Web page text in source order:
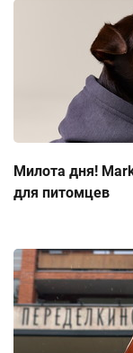
Милота дня!
для питомцев